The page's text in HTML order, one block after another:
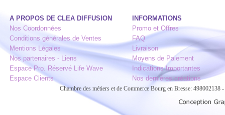
A PROPOS DE CLEA DIFFUSION
INFORMATIONS
Nos Coordonnées
Promo et Offres
Conditions générales de Ventes
FAQ
Mentions Légales
Livraison
Nos partenaires - Liens
Moyens de Paiement
Espace Pro. Réservé Life Wave
Indications Importantes
Espace Clients
Nos dernières créations
Chambre des métiers et de Commerce Bourg en Bresse: 498002138